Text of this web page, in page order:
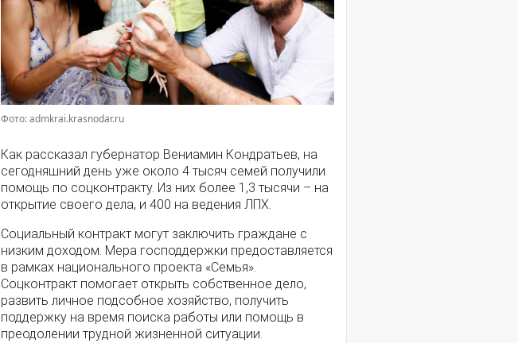
Фото: admkrai.krasnodar.ru
Как рассказал губернатор Вениамин Кондратьев, на
сегодняшний день уже около 4 тысяч семей получили
помощь по соцконтракту. Из них более 1,3 тысячи – на
открытие своего дела, и 400 на ведения ЛПХ.
Социальный контракт могут заключить граждане с
низким доходом. Мера господдержки предоставляется
в рамках национального проекта «Семья».
Соцконтракт помогает открыть собственное дело,
развить личное подсобное хозяйство, получить
поддержку на время поиска работы или помощь в
преодолении трудной жизненной ситуации.